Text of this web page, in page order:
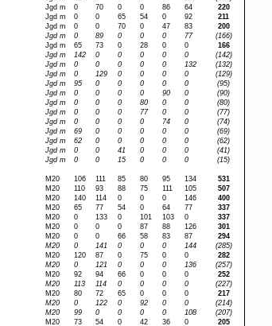
Jgd m 0 70 0 0 86 64
220
Jgd m 0 0 65 54 0 92
211
Jgd m 0 0 70 0 47 83
200
Jgd m 0 89 0 0 0 77
(166)
Jgd m 65 73 0 28 0 0
166
Jgd m 142 0 0 0 0 0
(142)
Jgd m 0 0 0 0 0 132
(132)
Jgd m 0 129 0 0 0 0
(129)
Jgd m 95 0 0 0 0 0
(95)
Jgd m 0 0 0 0 90 0
(90)
Jgd m 0 0 0 80 0 0
(80)
Jgd m 0 0 0 77 0 0
(77)
Jgd m 0 0 0 0 74 0
(74)
Jgd m 69 0 0 0 0 0
(69)
Jgd m 62 0 0 0 0 0
(62)
Jgd m 0 0 41 0 0 0
(41)
Jgd m 0 0 15 0 0 0 (15)
M20 106 111 85 80 95 134
531
M20 110 93 88 75 111 105
507
M20 140 114 0 0 0 146
400
M20 65 77 54 0 64 77
337
M20 0 133 0 101 103 0
337
M20 0 0 0 87 88 126
301
M20 0 0 66 58 83 87
294
M20 0 141 0 0 0 144
(285)
M20 120 87 0 75 0 0
282
M20 0 121 0 0 0 136
(257)
M20 92 94 66 0 0 0
252
M20 113 114 0 0 0 0
(227)
M20 80 72 65 0 0 0
217
M20 0 122 0 92 0 0
(214)
M20 99 0 0 0 0 108
(207)
M20 73 54 0 42 36 0
205